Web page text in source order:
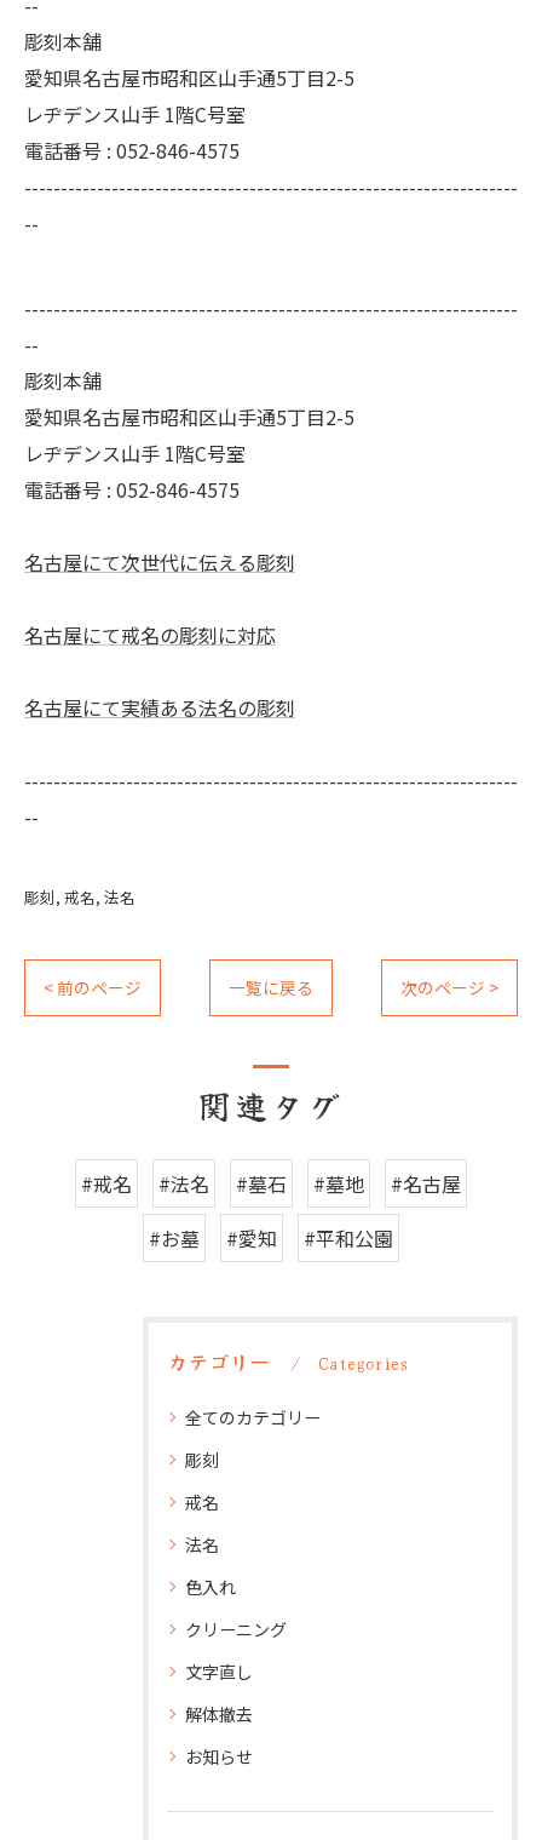
彫刻本舗
愛知県名古屋市昭和区山手通5丁目2-5
レヂデンス山手 1階C号室
電話番号 : 052-846-4575
--------------------------------------------------------------------
--
--------------------------------------------------------------------
--
彫刻本舗
愛知県名古屋市昭和区山手通5丁目2-5
レヂデンス山手 1階C号室
電話番号 : 052-846-4575
名古屋にて次世代に伝える彫刻
名古屋にて戒名の彫刻に対応
名古屋にて実績ある法名の彫刻
--------------------------------------------------------------------
--
彫刻 戒名 法名
< 前のページ 一覧に戻る 次のページ >
関連タグ
#戒名 #法名 #墓石 #墓地
#名古屋
#お墓
#愛知 #平和公園
カテゴリー Categories
全てのカテゴリー
彫刻
戒名
法名
色入れ
クリーニング
文字直し
解体撤去
お知らせ